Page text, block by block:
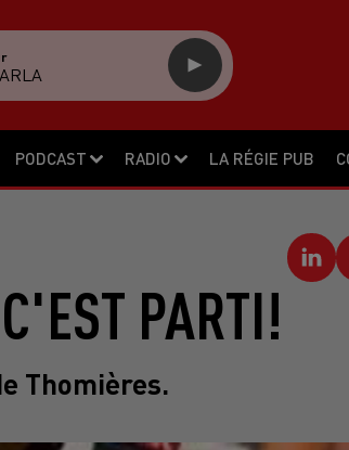
PODCAST RADIO LA RÉGIE PUB
PARTI!
Thomières.